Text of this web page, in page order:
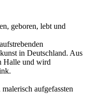
geboren, lebt und
in Deutschland. Aus
Halle und wird
aufgefassten